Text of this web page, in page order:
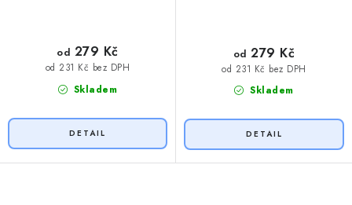
Skladem
od 231 Kč bez DPH
od 279 Kč
Skladem
od 231 Kč bez DPH
od 279 Kč